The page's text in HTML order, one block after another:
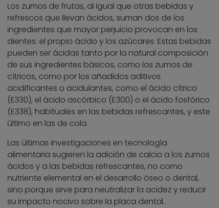
Los zumos de frutas, al igual que otras bebidas y
refrescos que llevan ácidos, suman dos de los
ingredientes que mayor perjuicio provocan en los
dientes: el propio ácido y los azúcares. Estas bebidas
pueden ser ácidas tanto por la natural composición
de sus ingredientes básicos, como los zumos de
cítricos, como por los añadidos aditivos
acidificantes o acidulantes, como el ácido cítrico
(E330), el ácido ascórbico (E300) o el ácido fosfórico
(E338), habituales en las bebidas refrescantes, y este
último en las de cola.
Las últimas investigaciones en tecnología
alimentaria sugieren la adición de calcio a los zumos
ácidos y a las bebidas refrescantes, no como
nutriente elemental en el desarrollo óseo o dental,
sino porque sirve para neutralizar la acidez y reducir
su impacto nocivo sobre la placa dental.